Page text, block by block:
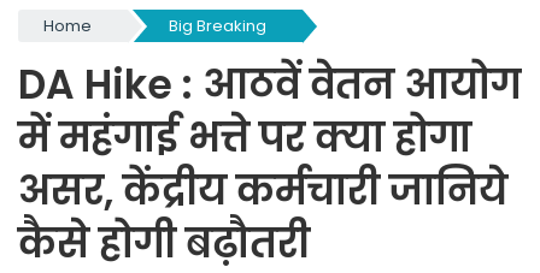
Home Big Breaking
DA Hike : आठवें वेतन आयोग
में महंगाई भत्ते पर क्या होगा
असर, केंद्रीय कर्मचारी जानिये
कैसे होगी बढ़ौतरी